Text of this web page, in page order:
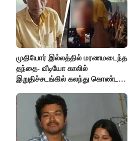
முதியோர் இல்லத்தில் மரணமடைந்த
தந்தை- வீடியோ காலில்
இறுதிச்சடங்கில் கலந்து கொண்ட